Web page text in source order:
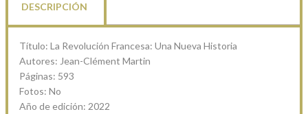
DESCRIPCIÓN
Título: La Revolución Francesa: Una Nueva Historia
Autores: Jean-Clément Martin
Páginas: 593
Fotos: No
Año de edición: 2022